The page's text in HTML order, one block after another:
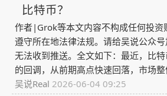
比特币？
作者|Grok等本文内容不构成任何投资
遵守所在地法律法规。请给吴说公众
无法收到推送。全文如下：最近，比
的回调，从前期高点快速回落，市场
吴说Real 2026-06-04 09:25